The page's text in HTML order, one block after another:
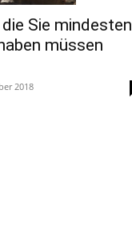
Sie
müssen
2018